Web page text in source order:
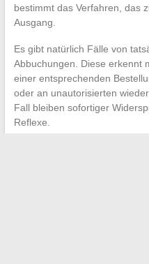
bestimmt das Verfahren, das
Ausgang.
Es gibt natürlich Fälle von
Abbuchungen. Diese erkennt
einer entsprechenden
oder an unautorisierten
Fall bleiben sofortiger
Reflexe.